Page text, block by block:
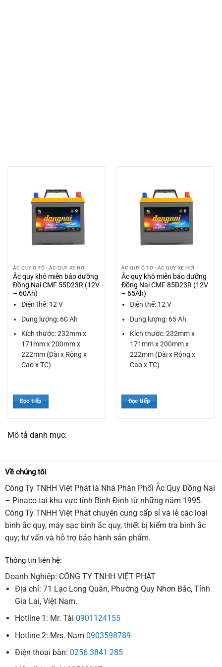
ẮC QUY Ô TÔ - ẮC QUY XE HƠI
Ắc quy khô miễn bảo dưỡng
Đồng Nai CMF 55D23R (12V
– 60Ah)
Điện thế: 12 V
Dung lượng: 60 Ah
Kích thước: 232mm x
171mm x 200mm x
222mm (Dài x Rộng x
Cao x TC)
Đọc tiếp
ẮC QUY Ô TÔ - ẮC QUY XE HƠI
Ắc quy khô miễn bảo dưỡng
Đồng Nai CMF 85D23R (12V
– 65Ah)
Điện thế: 12 V
Dung lượng: 65 Ah
Kích thước: 232mm x
171mm x 200mm x
222mm (Dài x Rộng x
Cao x TC)
Đọc tiếp
Mô tả danh mục:
Về chúng tôi
Công Ty TNHH Việt Phát là Nhà Phân Phối Ắc Quy Đồng Nai
– Pinaco tại khu vực tỉnh Bình Định từ những năm 1995.
Công Ty TNHH Việt Phát chuyên cung cấp sỉ và lẻ các loại
bình ắc quy, máy sạc bình ắc quy, thiết bị kiểm tra bình ắc
quy; tư vấn và hỗ trợ bảo hành sản phẩm.
Thông tin liên hệ:
Doanh Nghiệp: CÔNG TY TNHH VIỆT PHÁT
Địa chỉ: 71 Lạc Long Quân, Phường Quy Nhơn Bắc, Tỉnh
Gia Lai, Việt Nam.
Hotline 1: Mr. Tài 0901124155
Hotline 2: Mrs. Nam 0903598789
Điện thoại bàn: 0256 3841 285